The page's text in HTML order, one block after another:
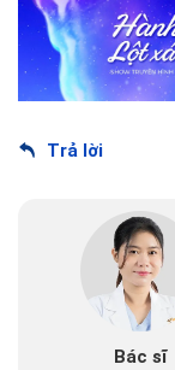
Trả lời
Bác sĩ